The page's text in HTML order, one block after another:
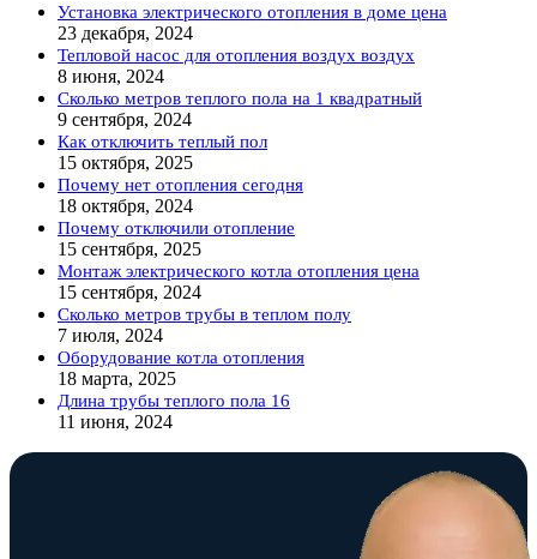
Установка электрического отопления в доме цена
23 декабря, 2024
Тепловой насос для отопления воздух воздух
8 июня, 2024
Сколько метров теплого пола на 1 квадратный
9 сентября, 2024
Как отключить теплый пол
15 октября, 2025
Почему нет отопления сегодня
18 октября, 2024
Почему отключили отопление
15 сентября, 2025
Монтаж электрического котла отопления цена
15 сентября, 2024
Сколько метров трубы в теплом полу
7 июля, 2024
Оборудование котла отопления
18 марта, 2025
Длина трубы теплого пола 16
11 июня, 2024